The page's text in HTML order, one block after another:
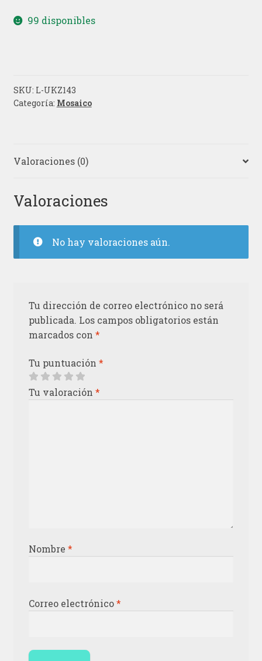
99 disponibles
SKU: L-UKZ143
Categoría: Mosaico
Valoraciones (0)
Valoraciones
No hay valoraciones aún.
Tu dirección de correo electrónico no será
publicada. Los campos obligatorios están
marcados con *
Tu puntuación *
Tu valoración *
Nombre *
Correo electrónico*